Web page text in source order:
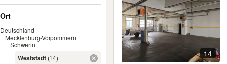
Ort
Deutschland
Mecklenburg-Vorpommern
Schwerin
Weststadt (14) 14